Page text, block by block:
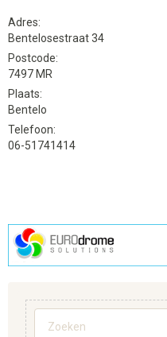
Adres:
Bentelosestraat 34
Postcode:
7497 MR
Plaats:
Bentelo
Telefoon:
06-51741414
Zoekveld